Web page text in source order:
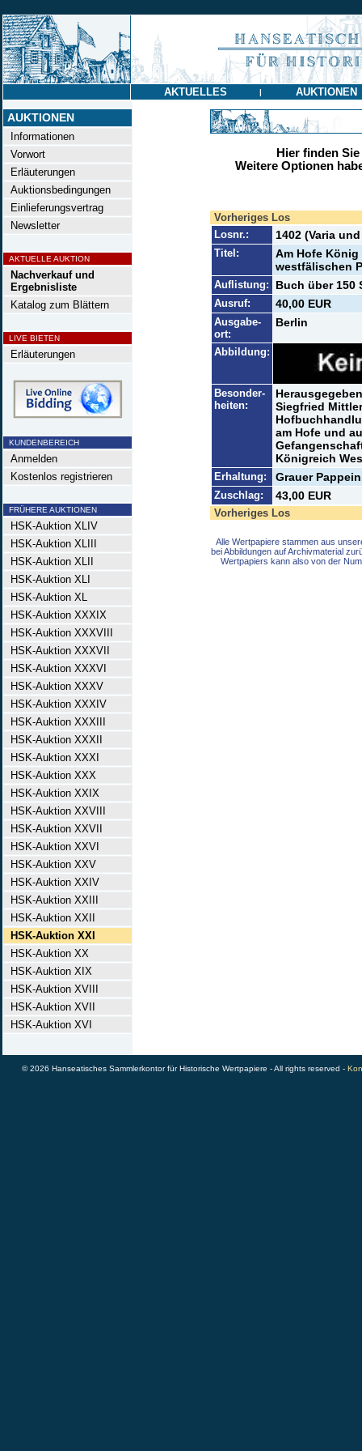
AKTUELLES | AUKTIONEN
AUKTIONEN
Informationen
Vorwort
Erläuterungen
Auktionsbedingungen
Einlieferungsvertrag
Newsletter
AKTUELLE AUKTION
Nachverkauf und
Ergebnisliste
Katalog zum Blättern
LIVE BIETEN
Erläuterungen
KUNDENBEREICH
Anmelden
Kostenlos registrieren
FRÜHERE AUKTIONEN
HSK-Auktion XLIV
HSK-Auktion XLIII
HSK-Auktion XLII
HSK-Auktion XLI
HSK-Auktion XL
HSK-Auktion XXXIX
HSK-Auktion XXXVIII
HSK-Auktion XXXVII
HSK-Auktion XXXVI
HSK-Auktion XXXV
HSK-Auktion XXXIV
HSK-Auktion XXXIII
HSK-Auktion XXXII
HSK-Auktion XXXI
HSK-Auktion XXX
HSK-Auktion XXIX
HSK-Auktion XXVIII
HSK-Auktion XXVII
HSK-Auktion XXVI
HSK-Auktion XXV
HSK-Auktion XXIV
HSK-Auktion XXIII
HSK-Auktion XXII
HSK-Auktion XXI
HSK-Auktion XX
HSK-Auktion XIX
HSK-Auktion XVIII
HSK-Auktion XVII
HSK-Auktion XVI
Hier finden
Weitere Optionen
Vorheriges Los
Losnr.:
1402 (Varia
Titel:
Am Hofe
westfälischen
Auflistung: Buch über 150
Ausruf: 40,00 EUR
Ausgabe-
ort:
Berlin
Abbildung:
Besonder-
heiten:
Siegfried
am Hofe und
Königreich
Erhaltung: Grauer
Zuschlag: 43,00 EUR
Vorheriges Los
Alle Wertpapiere stammen aus
bei Abbildungen auf Archivmaterial
Wertpapiers kann also von der
© 2026 Hanseatisches Sammlerkontor für Historische Wertpapiere - All rights reserved -